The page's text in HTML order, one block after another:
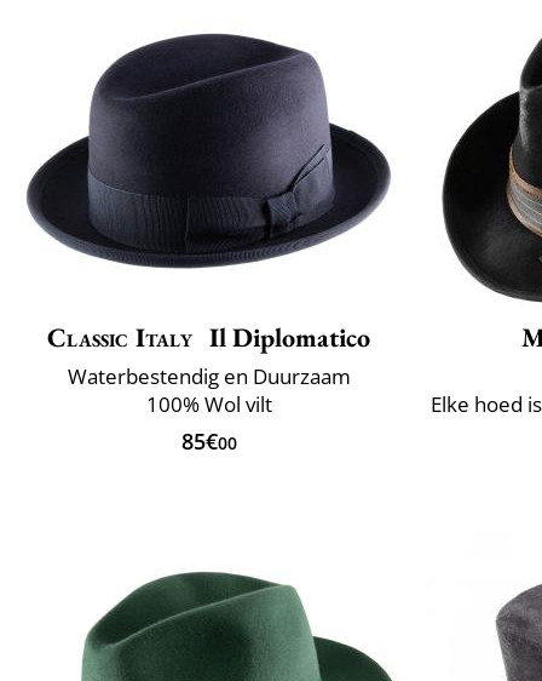
Classic Italy Il Diplomatico
Waterbestendig en Duurzaam
100% Wol vilt
85€00